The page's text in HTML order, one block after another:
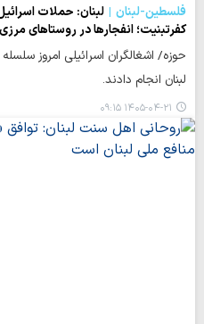
فلسطین-لبنان
لبنان: حملات
کفرتبنیت؛ انفجارها در روستاهای مرزی
حوزه/ اشغالگران اسرائیلی امروز
لبنان انجام دادند.
۱۴۰۵-۰۴-۲۱ ۰۹:۱۵